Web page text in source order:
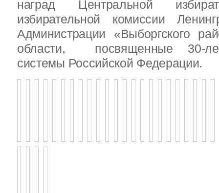
наград Центральной
избирательной комиссии
Администрации «Выборгского
области, посвященные 30-
системы Российской Федерации.